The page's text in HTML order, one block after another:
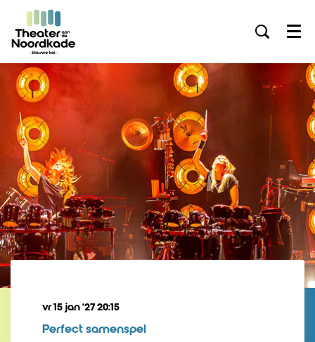
Menu
Perfect samenspel
vr 15 jan ’2720:15